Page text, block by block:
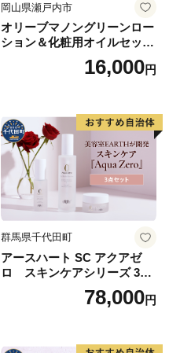
岡山県瀬戸内市
オリーブマノングリーンロー
ション＆化粧用オイルセット
美容グッズ スキンケア 化粧
16,000円
群馬県千代田町
アースハート SC アクアゼ
ロ スキンケアシリーズ 3点
78,000円